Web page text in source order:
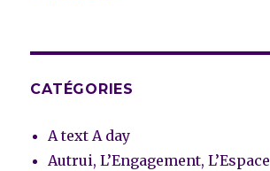
CATÉGORIES
A text A day
Autrui, L’Engagement, L’Espace